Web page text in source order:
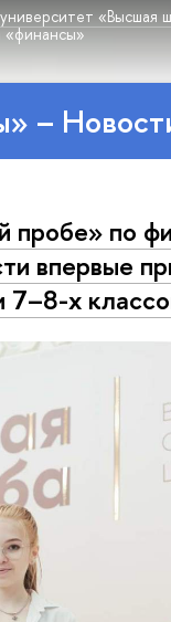
«Высшая
«финансы»
–
пробе» по
впервые
7–8-х